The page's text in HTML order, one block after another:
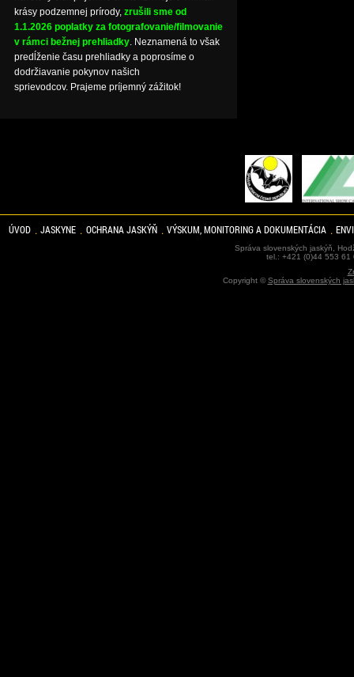
krásy podzemnej prírody, zrušili sme od
1.1.2026 poplatky za fotografovanie/filmovanie
v rámci bežnej prehliadky. Neznamená to však
predĺženie času prehliadky a poprosíme o
dodržiavanie pokynov našich
sprievodcov. Prajeme príjemný zážitok!
ÚVOD JASKYNE OCHRANA JASKÝŇ VÝSKUM, MONITORING A DOKUMENTÁCIA
Správa slovenských jaskýň,
tel.: +421 (0)44 553
Copyright ©Správa slovenských